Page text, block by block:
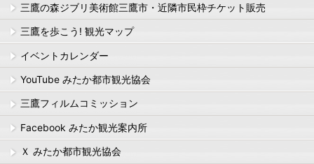
三鷹の森ジブリ美術館三鷹市・近隣市民枠チケット販売
三鷹を歩こう! 観光マップ
イベントカレンダー
YouTube みたか都市観光協会
三鷹フィルムコミッション
Facebook みたか観光案内所
Ｘ みたか都市観光協会